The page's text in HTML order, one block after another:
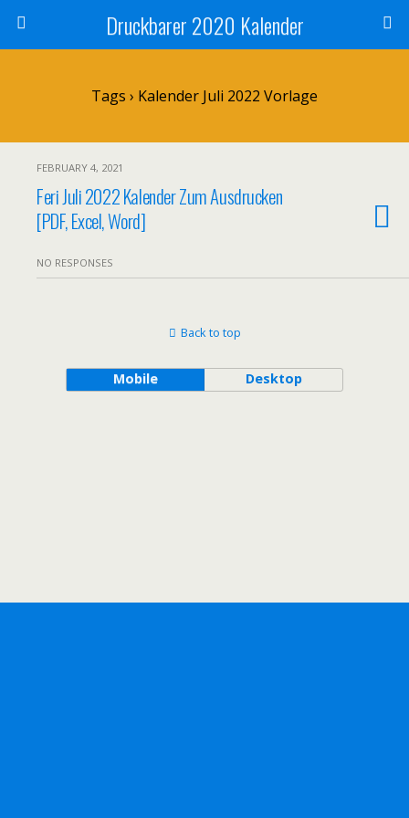
Druckbarer 2020 Kalender
Tags › Kalender Juli 2022 Vorlage
FEBRUARY 4, 2021
Feri Juli 2022 Kalender Zum Ausdrucken
[PDF, Excel, Word]
NO RESPONSES
Back to top
Mobile Desktop